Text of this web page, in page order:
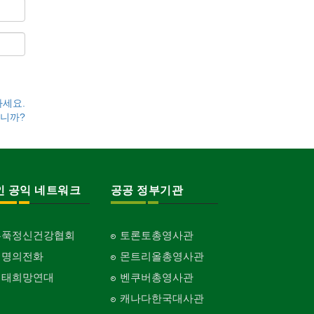
요.
까?
공익 네트워크
정신건강협회
의전화
희망연대
공공 정부기관
토론토총영사관
몬트리올총영사관
벤쿠버총영사관
캐나다한국대사관